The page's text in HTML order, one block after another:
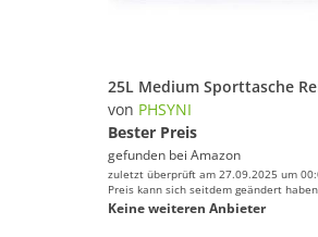
von PHSYNI
Bester Preis
gefunden bei Amazon
zuletzt überprüft am 27.09.2025 um
Preis kann sich seitdem geändert
Keine weiteren Anbieter